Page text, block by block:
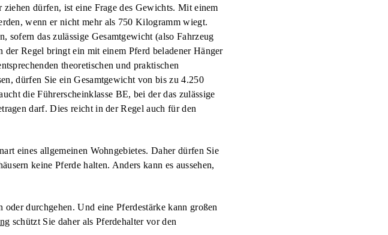
ziehen dürfen, ist eine Frage des Gewichts. Mit einem
wenn er nicht mehr als 750 Kilogramm wiegt.
das zulässige Gesamtgewicht (also Fahrzeug
Regel bringt ein mit einem Pferd beladener Hänger
theoretischen und praktischen
dürfen Sie ein Gesamtgewicht von bis zu 4.250
die Führerscheinklasse BE, bei der das zulässige
darf. Dies reicht in der Regel auch für den
eines allgemeinen Wohngebietes. Daher dürfen Sie
keine Pferde halten. Anders kann es aussehen,
oder durchgehen. Und eine Pferdestärke kann großen
schützt Sie daher als Pferdehalter vor den